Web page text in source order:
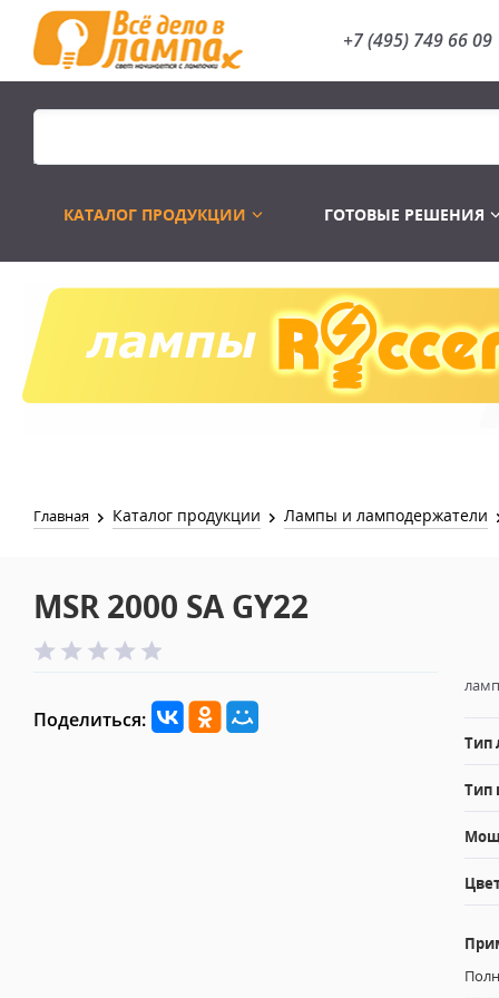
+7 (495) 749 66 09
КАТАЛОГ ПРОДУКЦИИ
Распродажа Лампы
ГОТОВЫЕ РЕШЕНИЯ
Главная Каталог продукции Лампы и ламподержатели
MSR 2000 SA GY22
Поделиться:
Тип
Тип